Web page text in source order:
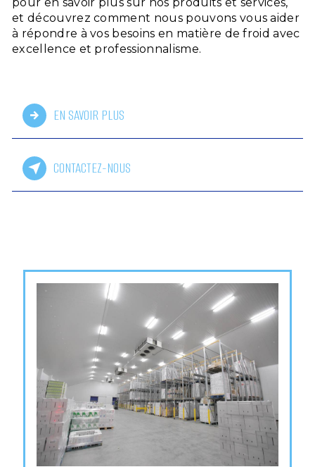
et découvrez comment nous pouvons vous aider
à répondre à vos besoins en matière de froid avec
excellence et professionnalisme.
EN SAVOIR PLUS
CONTACTEZ-NOUS